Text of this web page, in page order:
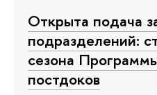
Открыта подача
подразделений:
сезона
постдоков